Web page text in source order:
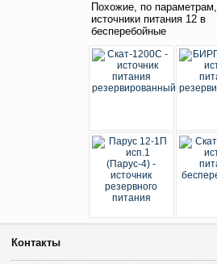
Похожие, по параметрам,
источники питания 12 в
бесперебойные
Контакты